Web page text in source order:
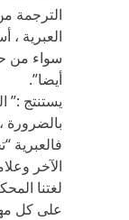
الترجمة
العبرية ،
سواء من
أيضا”.
يستنتج :”
بالضرورة
فالعبرية
الآخر
لغتنا
على كل